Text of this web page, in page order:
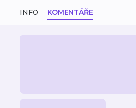
INFO KOMENTÁŘE